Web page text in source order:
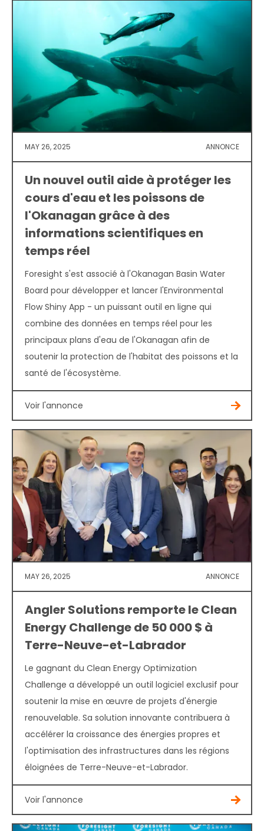
MAY 26, 2025 ANNONCE
Un nouvel outil aide à protéger les
cours d'eau et les poissons de
l'Okanagan grâce à des
informations scientifiques en
temps réel
Foresight s'est associé à l'Okanagan Basin Water
Board pour développer et lancer l'Environmental
Flow Shiny App - un puissant outil en ligne qui
combine des données en temps réel pour les
principaux plans d'eau de l'Okanagan afin de
soutenir la protection de l'habitat des poissons et la
santé de l'écosystème.
Voir l'annonce
MAY 26, 2025 ANNONCE
Angler Solutions remporte le Clean
Energy Challenge de 50 000 $ à
Terre-Neuve-et-Labrador
Le gagnant du Clean Energy Optimization
Challenge a développé un outil logiciel exclusif pour
soutenir la mise en œuvre de projets d'énergie
renouvelable. Sa solution innovante contribuera à
accélérer la croissance des énergies propres et
l'optimisation des infrastructures dans les régions
éloignées de Terre-Neuve-et-Labrador.
Voir l'annonce